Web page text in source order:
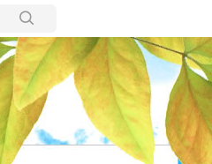
所有博客
当前博客